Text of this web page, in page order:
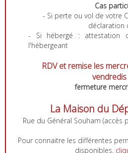
Cas
- Si perte ou vol de votre
déclaration
- Si hébergé : attestation
l'hébergeant
RDV et remise les
fermeture
La Maison du
Rue du Général Souham (accès
Pour connaitre les différentes
disponibles,